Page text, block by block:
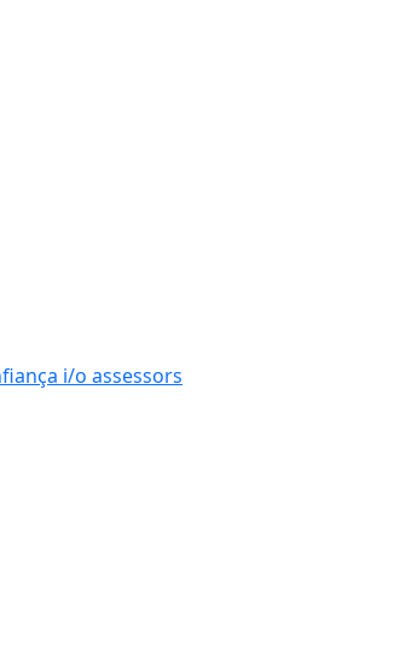
i/o assessors